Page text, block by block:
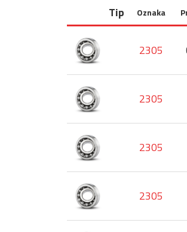
Tip Oznaka
2305
2305
2305
2305